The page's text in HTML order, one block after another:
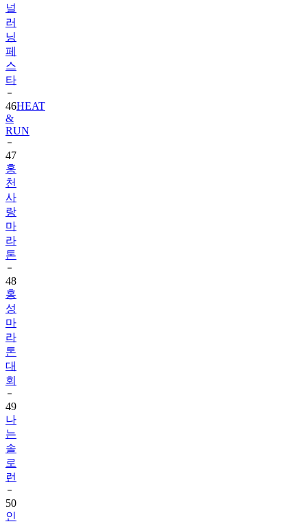
널
러
닝
페
스
타
46HEAT
&
RUN
47
홍
천
사
랑
마
라
톤
48
홍
성
마
라
톤
대
회
49
나
는
솔
로
런
50
인